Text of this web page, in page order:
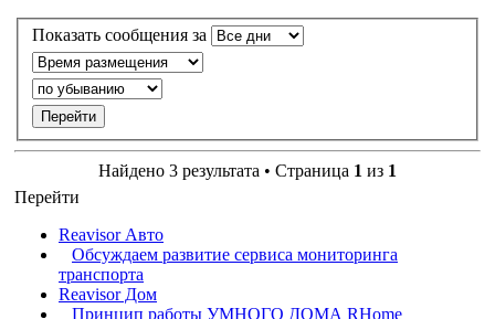
Показать сообщения за
Найдено 3 результата • Страница 1 из 1
Перейти
Reavisor Авто
Обсуждаем развитие сервиса мониторинга
транспорта
Reavisor Дом
Принцип работы УМНОГО ДОМА RHome